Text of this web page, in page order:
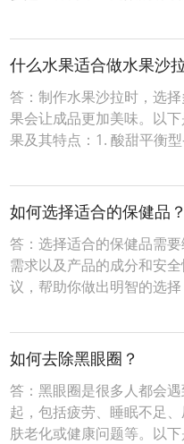
处： - 增强心脏泵血能力
心血管健康，降低患心脏
行是一项低冲击的运动，
强化腿
什么水果适合做水果沙
答：制作水果沙拉时，选
果会让成品更加美味。以
果及其特点：1. 酸甜平衡
能增加沙拉的视觉吸引力
物，为沙拉增添自然甜味
富含维生素C，能让沙拉更
子肉）：酸甜可口，水分充
如何选择适合的保健品？
答：选择适合的保健品需
需求以及产品的成分和安
议，帮助你做出明智的选
身体状况：根据医生或营
定的营养缺乏或健康问题
力低下等）。 - 设定目标：
素D、钙、鱼油），还是为
如何去除黑眼圈？
答：黑眼圈是很多人都会
起，包括疲劳、睡眠不足
肤老化或健康问题等。以